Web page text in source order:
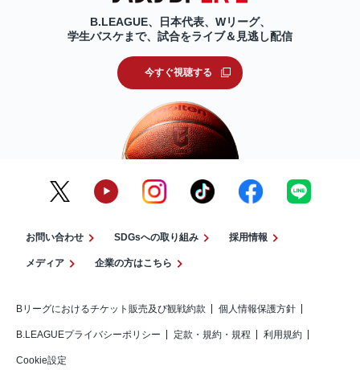
B.LEAGUE、日本代表、Wリーグ、
学生バスケまで、試合をライブ＆見逃し配信
今すぐ視聴する
お問い合わせ SDGsへの取り組み 採用情報
メディア 企業の方はこちら
Bリーグにおけるチケット販売及び観戦約款 個人情報保護方針
B.LEAGUEプライバシーポリシー 定款・規約・規程 利用規約
Cookie設定